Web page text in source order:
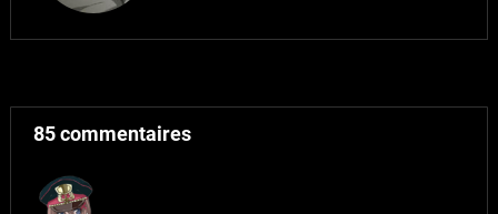
85 commentaires